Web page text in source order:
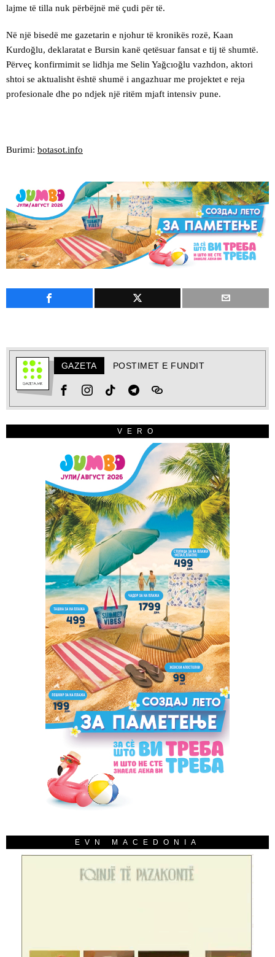
lajme të tilla nuk përbëjnë më çudi për të.
Në një bisedë me gazetarin e njohur të kronikës rozë, Kaan
Kurdoğlu, deklaratat e Bursin kanë qetësuar fansat e tij të shumtë.
Përveç konfirmimit se lidhja me Selin Yağcıoğlu vazhdon, aktori
shtoi se aktualisht është shumë i angazhuar me projektet e reja
profesionale dhe po ndjek një ritëm mjaft intensiv pune.
Burimi: botasot.info
GAZETA POSTIMET E FUNDIT
VERO
EVN MACEDONIA